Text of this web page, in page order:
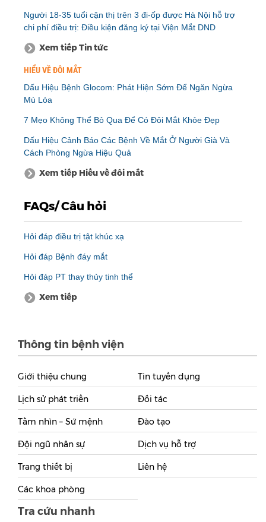
Người 18-35 tuổi cận thị trên 3 đi-ốp được Hà Nội hỗ trợ
chi phí điều trị: Điều kiện đăng ký tại Viện Mắt DND
Xem tiếp Tin tức
HIỂU VỀ ĐÔI MẮT
Dấu Hiệu Bệnh Glocom: Phát Hiện Sớm Để Ngăn Ngừa
Mù Lòa
7 Mẹo Không Thể Bỏ Qua Để Có Đôi Mắt Khỏe Đẹp
Dấu Hiệu Cảnh Báo Các Bệnh Về Mắt Ở Người Già Và
Cách Phòng Ngừa Hiệu Quả
Xem tiếp Hiểu về đôi mắt
FAQs/ Câu hỏi
Hỏi đáp điều trị tật khúc xạ
Hỏi đáp Bệnh đáy mắt
Hỏi đáp PT thay thủy tinh thể
Xem tiếp
Thông tin bệnh viện
Giới thiệu chung
Lịch sử phát triển
Tầm nhìn – Sứ mệnh
Đội ngũ nhân sự
Trang thiết bị
Các khoa phòng
Tin tuyển dụng
Đối tác
Đào tạo
Dịch vụ hỗ trợ
Liên hệ
Tra cứu nhanh